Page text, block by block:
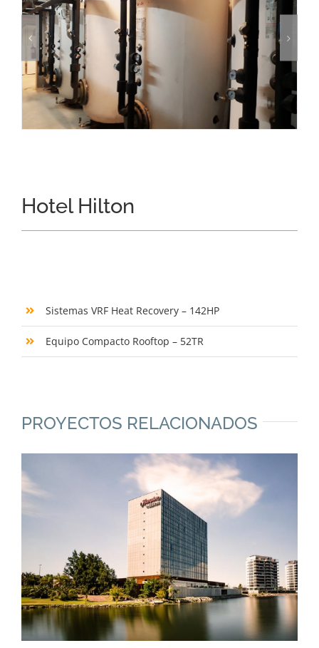
Hotel Hilton
Sistemas VRF Heat Recovery – 142HP
Equipo Compacto Rooftop – 52TR
PROYECTOS RELACIONADOS